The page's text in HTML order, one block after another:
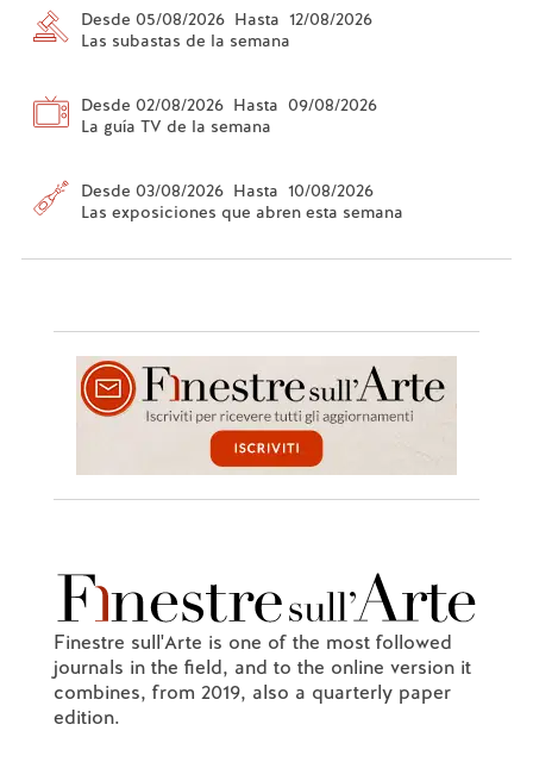
Desde 05/08/2026 Hasta 12/08/2026
Las subastas de la semana
Desde 02/08/2026 Hasta 09/08/2026
La guía TV de la semana
Desde 03/08/2026 Hasta 10/08/2026
Las exposiciones que abren esta semana
Finestre sull'Arte is one of the most followed
journals in the field, and to the online version it
combines, from 2019, also a quarterly paper
edition.